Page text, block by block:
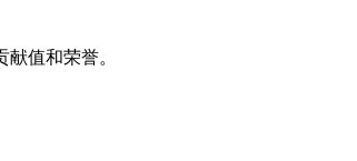
值和荣誉。